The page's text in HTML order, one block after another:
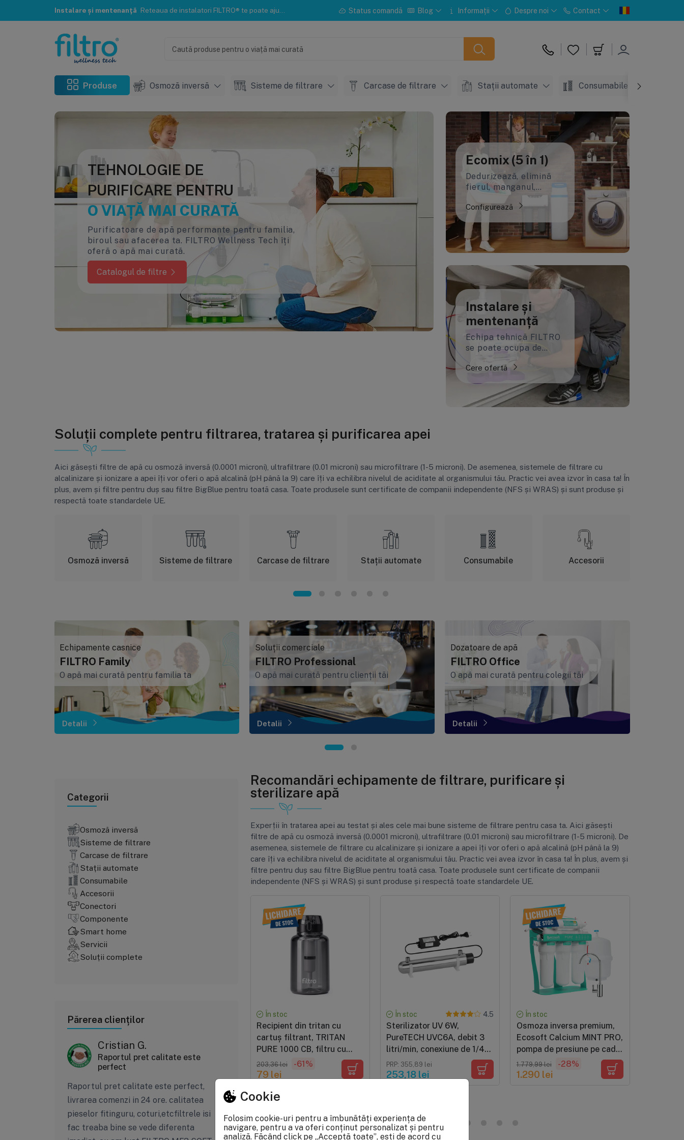
Instalare și mentenanță Reteaua de instalatori FILTRO® te poate ajuta cu instalarea sau mentenanța. Status comandă Blog Informații Despre noi Contact
Produse Osmoză inversă Sisteme de filtrare Carcase de filtrare Stații automate Consumabile
TEHNOLOGIE DE
PURIFICARE PENTRU
O VIAȚĂ MAI CURATĂ
Purificatoare de apă performante pentru familia,
biroul sau afacerea ta. FILTRO Wellness Tech îți
oferă o apă mai curată.
Catalogul de filtre
Ecomix (5 în 1)
Dedurizează, elimină
fierul, manganul,
amoniu și materiile
organice. Cea mai
avansată soluție.
Configurează
Instalare și
mentenanță
Echipa tehnică FILTRO
se poate ocupa de
mentenanța
Cere ofertă
Soluții complete pentru filtrarea, tratarea și purificarea apei
Aici găsești filtre de apă cu osmoză inversă (0.0001 microni), ultrafiltrare (0.01 microni) sau microfiltrare (1-5 microni). De asemenea, sistemele de filtrare cu
alcalinizare și ionizare a apei îți vor oferi o apă alcalină (pH până la 9) care îți va echilibra nivelul de aciditate al organismului tău. Practic vei avea izvor în casa ta! În
plus, avem și filtre pentru duș sau filtre BigBlue pentru toată casa. Toate produsele sunt certificate de companii independente (NFS și WRAS) și sunt produse și
respectă toate standardele UE.
Osmoză inversă Sisteme de filtrare Carcase de filtrare Stații automate Consumabile Accesorii
Echipamente casnice
FILTRO Family
O apă mai curată pentru familia ta
Detalii
Soluții comerciale
FILTRO Professional
O apă mai curată pentru clienții tăi
Detalii
Dozatoare de apă
FILTRO Office
O apă mai curată pentru colegii tăi
Detalii
Categorii
Osmoză inversă
Sisteme de filtrare
Carcase de filtrare
Stații automate
Consumabile
Accesorii
Conectori
Componente
Smart home
Servicii
Soluții complete
Părerea clienților
Cristian G.
Raportul pret calitate este
perfect
Raportul pret calitate este perfect,
livrarea comenzi in 24 ore. calitatea
pieselor fitinguru, coturi,etcfiltrele isi
fac treaba bine se vede diferenta
Recomandări echipamente de filtrare, purificare și
sterilizare apă
Experții în tratarea apei au testat și ales cele mai bune sisteme de filtrare pentru casa ta. Aici găsești
filtre de apă cu osmoză inversă (0.0001 microni), ultrafiltrare (0.01 microni) sau microfiltrare (1-5 microni). De
asemenea, sistemele de filtrare cu alcalinizare și ionizare a apei îți vor oferi o apă alcalină (pH până la 9)
care îți va echilibra nivelul de aciditate al organismului tău. Practic vei avea izvor în casa ta! În plus, avem și
filtre pentru duș sau filtre BigBlue pentru toată casa. Toate produsele sunt certificate de companii
independente (NFS și WRAS) și sunt produse și respectă toate standardele UE.
În stoc
Recipient din tritan cu
cartuș filtrant, TRITAN
PURE 1000 CB, filtru cu
carbune activat, BPA Free,
1000 ml, finisaj negru
203,36 lei -61%
79 lei
În stoc 4.5
Sterilizator UV 6W,
PureTECH UVC6A, debit 3
litri/min, conexiune de 1/4",
pachet complet cu sursa,
lampa, carcasa si accesorii
PRP: 355,89 lei
253,18 lei
În stoc
Osmoza inversa premium,
Ecosoft Calcium MINT PRO,
pompa de presiune pe cadru
metalic, 75 GPD, 6 stadii cu
remineralizare cu calciu si
1.779,99 lei -28%
1.290 lei
Cookie
Folosim cookie-uri pentru a îmbunătăți experiența de
navigare, pentru a va oferi conținut personalizat și pentru
analiză. Făcând click pe „Acceptă toate”, ești de acord cu